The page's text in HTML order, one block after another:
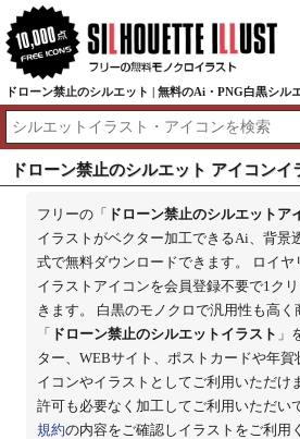
ドローン禁止のシルエット | 無料のAi・PNG白黒シル
ドローン禁止のシルエット アイコンイ
フリーの「 ドローン禁止のシルエットア
イラストがベクター加工できるAi、背景
式で無料ダウンロードできます。 ロイ
イラストアイコンを会員登録不要で1ク
きます。 白黒のモノクロで汎用性も高く
「 ドローン禁止のシルエットイラスト 」
ター、WEBサイト、ポストカードや年
イコンやイラストとしてご利用いただけ
許可も必要なく加工してご利用いただい
規約の内容をご確認しイラストをご利用